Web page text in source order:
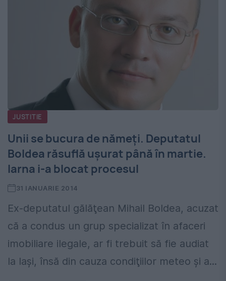
JUSTITIE
Unii se bucura de nămeţi. Deputatul
Boldea răsuflă uşurat până în martie.
Iarna i-a blocat procesul
31 IANUARIE 2014
Ex-deputatul gălăţean Mihail Boldea, acuzat
că a condus un grup specializat în afaceri
imobiliare ilegale, ar fi trebuit să fie audiat
la Iaşi, însă din cauza condiţiilor meteo şi a...